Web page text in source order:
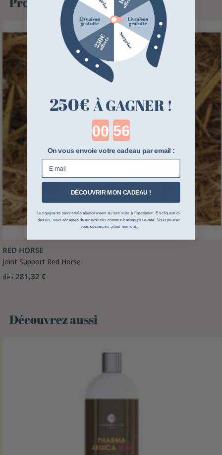
RED HORSE
Joint Support Red Horse
dès 281,32 €
Découvrez aussi 🌻
250€ À GAGNER !
Countdown ends in:
On vous envoie votre cadeau par email :
DÉCOUVRIR MON CADEAU !
Les gagnants seront tirés aléatoirement au sort suite à l’inscription. En cliquant ci-
dessus, vous acceptez de recevoir nos communications par e-mail. Vous pourrez
vous désinscrire à tout moment.